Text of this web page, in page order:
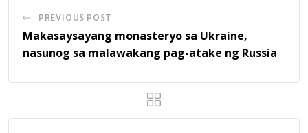
PREVIOUS POST
Makasaysayang monasteryo sa Ukraine,
nasunog sa malawakang pag-atake ng Russia